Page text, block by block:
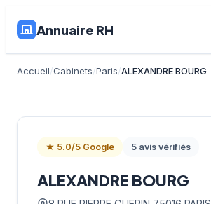
Annuaire RH
Accueil Cabinets Paris ALEXANDRE BOURG
★ 5.0/5 Google 5 avis vérifiés
ALEXANDRE BOURG